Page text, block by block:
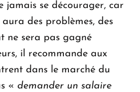
jamais se décourager, car
des problèmes, des
ne sera pas gagné
il recommande aux
dans le marché du
« demander un salaire